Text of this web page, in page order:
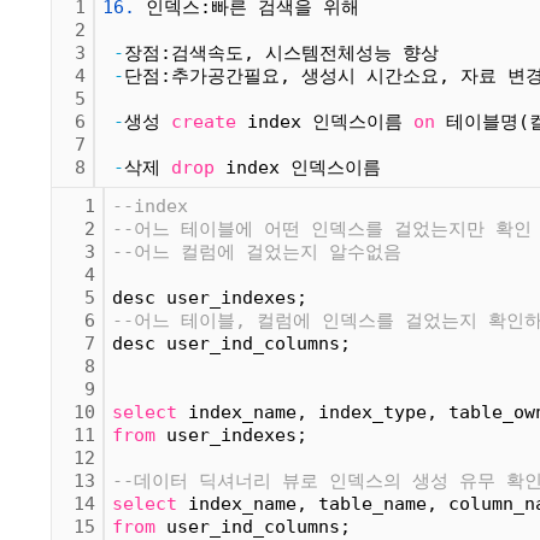
1
2
3
4
5
6
7
8
16. 인덱스:빠른 검색을 위해
-장점:검색속도, 시스템전체성능 향상
-단점:추가공간필요, 생성시 시간소요, 자료 변
-생성 create index 인덱스이름 on 테이블명(
-삭제 drop index 인덱스이름
1
2
3
4
5
6
7
8
9
10
11
12
13
14
15
--index
--어느 테이블에 어떤 인덱스를 걸었는지만 확인
--어느 컬럼에 걸었는지 알수없음
desc user_indexes;
--어느 테이블, 컬럼에 인덱스를 걸었는지 확인
desc user_ind_columns;
select index_name, index_type,
from user_indexes;
--데이터 딕셔너리 뷰로 인덱스의 생성 유무 확인
select index_name, table_name,
from user_ind_columns;